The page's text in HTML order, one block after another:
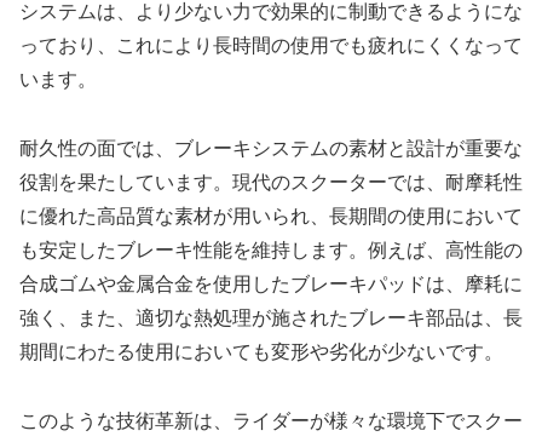
システムは、より少ない力で効果的に制動できるようにな
っており、これにより長時間の使用でも疲れにくくなって
います。
耐久性の面では、ブレーキシステムの素材と設計が重要な
役割を果たしています。現代のスクーターでは、耐摩耗性
に優れた高品質な素材が用いられ、長期間の使用において
も安定したブレーキ性能を維持します。例えば、高性能の
合成ゴムや金属合金を使用したブレーキパッドは、摩耗に
強く、また、適切な熱処理が施されたブレーキ部品は、長
期間にわたる使用においても変形や劣化が少ないです。
このような技術革新は、ライダーが様々な環境下でスクー